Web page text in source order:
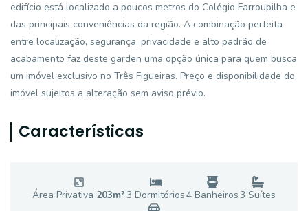
edifício está localizado a poucos metros do Colégio Farroupilha e
das principais conveniências da região. A combinação perfeita
entre localização, segurança, privacidade e alto padrão de
acabamento faz deste garden uma opção única para quem busca
um imóvel exclusivo no Três Figueiras. Preço e disponibilidade do
imóvel sujeitos a alteração sem aviso prévio.
Características
Área Privativa 203m²3 Dormitórios4 Banheiros3 Suítes